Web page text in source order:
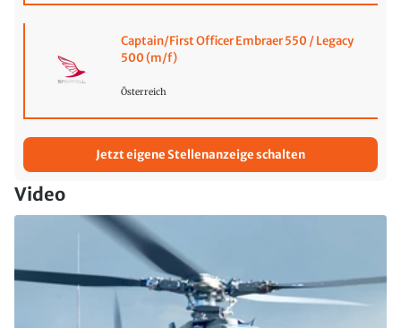
Captain/First Officer Embraer 550 / Legacy
500 (m/f)
Österreich
Jetzt eigene Stellenanzeige schalten
Video